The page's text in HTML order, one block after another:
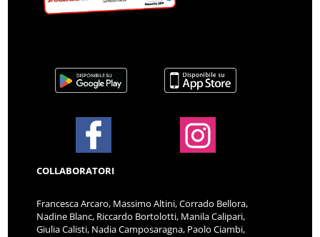
COLLABORATORI
Francesca Arcaro, Massimo Altini, Corrado Bellora,
Nadine Blanc, Riccardo Bortolotti, Manila Calipari,
Giulia Calisti, Nadia Camposaragna, Paolo Ciambi,